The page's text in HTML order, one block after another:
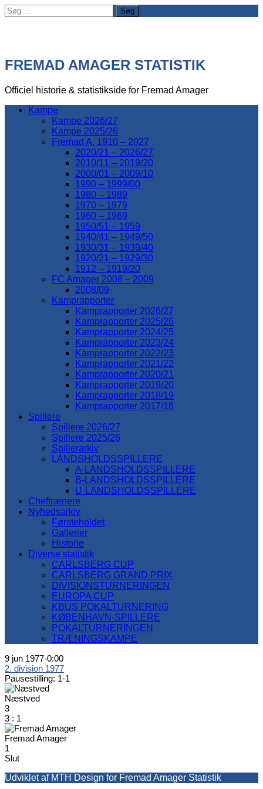
Søg
efter:
FREMAD AMAGER STATISTIK
Officiel historie & statistikside for Fremad Amager
Kampe
Kampe 2026/27
Kampe 2025/26
Fremad A. 1910 – 2027
2020/21 – 2026/27
2010/11 – 2019/20
2000/01 – 2009/10
1990 – 1999/00
1980 – 1989
1970 – 1979
1960 – 1969
1950/51 – 1959
1940/41 – 1949/50
1930/31 – 1939/40
1920/21 – 1929/30
1912 – 1919/20
FC Amager 2008 – 2009
2008/09
Kamprapporter
Kamprapporter 2026/27
Kamprapporter 2025/26
Kamprapporter 2024/25
Kamprapporter 2023/24
Kamprapporter 2022/23
Kamprapporter 2021/22
Kamprapporter 2020/21
Kamprapporter 2019/20
Kamprapporter 2018/19
Kamprapporter 2017/18
Spillere
Spillere 2026/27
Spillere 2025/26
Spillerarkiv
LANDSHOLDSSPILLERE
A-LANDSHOLDSSPILLERE
B-LANDSHOLDSSPILLERE
U-LANDSHOLDSSPILLERE
Cheftrænere
Nyhedsarkiv
Førsteholdet
Gallerier
Historie
Diverse statistik
CARLSBERG CUP
CARLSBERG GRAND PRIX
DIVISIONSTURNERINGEN
EUROPA CUP
KBUS POKALTURNERING
KØBENHAVN-SPILLERE
POKALTURNERINGEN
TRÆNINGSKAMPE
9 jun 1977-0:00
2. division 1977
Pausestilling: 1-1
Næstved
3
3 : 1
Fremad Amager
1
Slut
Udviklet af MTH Design for Fremad Amager Statistik